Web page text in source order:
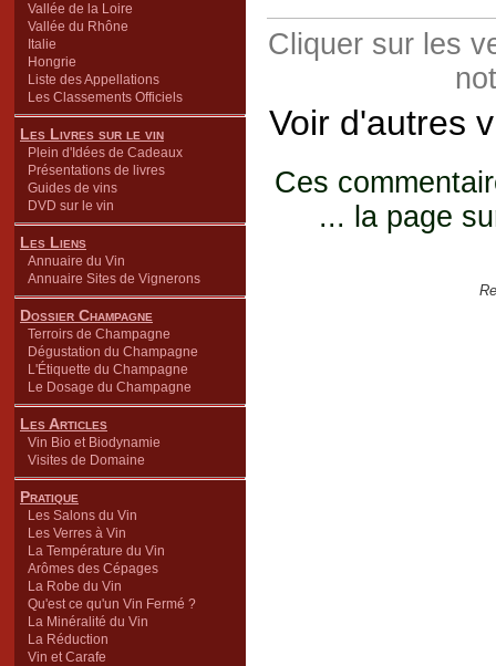
Vallée de la Loire
Vallée du Rhône
Italie
Hongrie
Liste des Appellations
Les Classements Officiels
Les Livres sur le vin
Plein d'Idées de Cadeaux
Présentations de livres
Guides de vins
DVD sur le vin
Les Liens
Annuaire du Vin
Annuaire Sites de Vignerons
Dossier Champagne
Terroirs de Champagne
Dégustation du Champagne
L'Étiquette du Champagne
Le Dosage du Champagne
Les Articles
Vin Bio et Biodynamie
Visites de Domaine
Pratique
Les Salons du Vin
Les Verres à Vin
La Température du Vin
Arômes des Cépages
La Robe du Vin
Qu'est ce qu'un Vin Fermé ?
La Minéralité du Vin
La Réduction
Vin et Carafe
Cliquer sur les
Voir d'autres
Ces
... la page